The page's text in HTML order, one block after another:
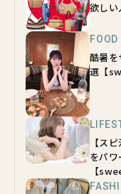
欲しい
FOOD
酷暑を
選【
【ス
をパ
【